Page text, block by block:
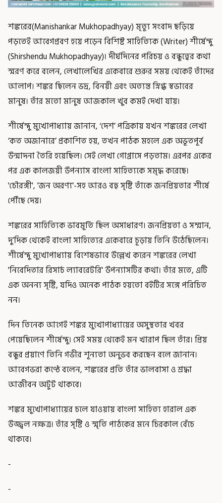
শঙ্করের(Manishankar Mukhopadhyay) মৃত্যু সংবাদ ছড়িয়ে
পড়তেই আবেগপ্রবণ হয়ে পড়েন বিশিষ্ট সাহিত্যিক (Writer) শীর্ষেন্দু
(Shirshendu Mukhopadhyay)। দীর্ঘদিনের পরিচয় ও বন্ধুত্বের কথা
স্মরণ করে বলেন, লেখালেখির একেবারে শুরুর সময় থেকেই তাঁদের
আলাপ। শঙ্কর ছিলেন ভদ্র, বিনয়ী এবং অত্যন্ত স্নিগ্ধ স্বভাবের
মানুষ। তাঁর মতো মানুষ আজকাল খুব কমই দেখা যায়।
শীর্ষেন্দু মুখোপাধ্যায় জানান, ‘দেশ’ পত্রিকায় যখন শঙ্করের লেখা
‘কত অজানারে’ প্রকাশিত হয়, তখন পাঠক মহলে এক অভূতপূর্ব
উন্মাদনা তৈরি হয়েছিল। সেই লেখা গোগ্রাসে পড়তাম। এরপর একের
পর এক কালজয়ী উপন্যাস বাংলা সাহিত্যকে সমৃদ্ধ করেছে।
'চৌরঙ্গী', 'জন অরণ্য'-সহ আরও বহু সৃষ্টি তাঁকে জনপ্রিয়তার শীর্ষে
পৌঁছে দেয়।
শঙ্করের সাহিত্যিক ভাবমূর্তি ছিল অসাধারণ। জনপ্রিয়তা ও সম্মান,
দু’দিক থেকেই বাংলা সাহিত্যের একেবারে চূড়ায় তিনি উঠেছিলেন।
শীর্ষেন্দু মুখোপাধ্যায় বিশেষভাবে উল্লেখ করেন শঙ্করের লেখা
'নিবেদিতার রিসার্চ ল্যাবরেটরি' উপন্যাসটির কথা। তাঁর মতে, এটি
এক অনন্য সৃষ্টি, যদিও অনেক পাঠক হয়তো বইটির সঙ্গে পরিচিত
নন।
দিন তিনেক আগেই শঙ্কর মুখোপাধ্যায়ের অসুস্থতার খবর
পেয়েছিলেন শীর্ষেন্দু। সেই সময় থেকেই মন খারাপ ছিল তাঁর। প্রিয়
বন্ধুর প্রয়াণে তিনি গভীর শূন্যতা অনুভব করছেন বলে জানান।
আবেগভরা কণ্ঠে বলেন, শঙ্করের প্রতি তাঁর ভালবাসা ও শ্রদ্ধা
আজীবন অটুট থাকবে।
শঙ্কর মুখোপাধ্যায়ের চলে যাওয়ায় বাংলা সাহিত্য হারাল এক
উজ্জ্বল নক্ষত্র। তাঁর সৃষ্টি ও স্মৃতি পাঠকের মনে চিরকাল বেঁচে
থাকবে।
-
-